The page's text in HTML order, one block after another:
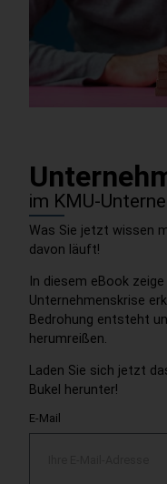
im KMU-
Was Sie jetzt wissen
davon läuft!
In diesem eBook
Unternehmenskrise
Bedrohung entsteht
herumreißen.
Laden Sie sich jetzt
Bukel herunter!
E-Mail